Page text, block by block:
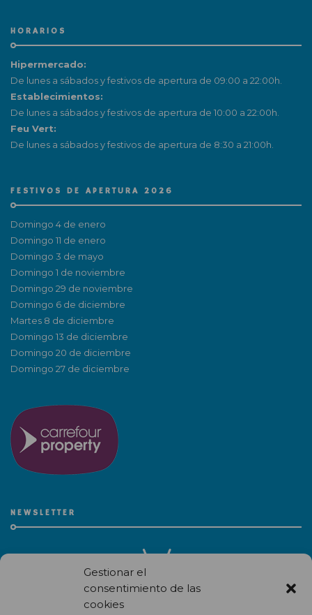
Gestionar el
consentimiento de las
cookies
HORARIOS
Hipermercado:
De lunes a sábados y festivos de apertura de 09:00 a 22:00h.
Establecimientos:
De lunes a sábados y festivos de apertura de 10:00 a 22:00h.
Feu Vert:
De lunes a sábados y festivos de apertura de 8:30 a 21:00h.
FESTIVOS DE APERTURA 2026
Domingo 4 de enero
Domingo 11 de enero
Domingo 3 de mayo
Domingo 1 de noviembre
Domingo 29 de noviembre
Domingo 6 de diciembre
Martes 8 de diciembre
Domingo 13 de diciembre
Domingo 20 de diciembre
Domingo 27 de diciembre
NEWSLETTER